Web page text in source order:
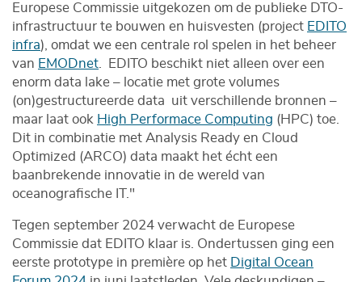
Europese Commissie uitgekozen om de publieke DTO-
infrastructuur te bouwen en huisvesten (project EDITO
infra), omdat we een centrale rol spelen in het beheer
van EMODnet . EDITO beschikt niet alleen over een
enorm data lake – locatie met grote volumes
(on)gestructureerde data uit verschillende bronnen –
maar laat ook High Performace Computing (HPC) toe.
Dit in combinatie met Analysis Ready en Cloud
Optimized (ARCO) data maakt het écht een
baanbrekende innovatie in de wereld van
oceanografische IT."
Tegen september 2024 verwacht de Europese
Commissie dat EDITO klaar is. Ondertussen ging een
eerste prototype in première op het Digital Ocean